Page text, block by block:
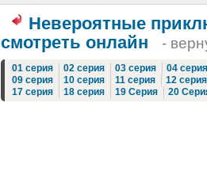
Невероятные
смотреть онлайн
-
01 серия 02 серия 03 серия
04 серия
09 серия
10 серия 11 серия
12 серия
17 серия
18 серия 19 Серия 20